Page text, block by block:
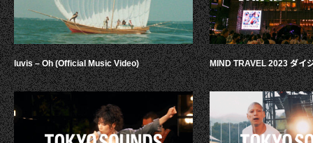
luvis – Oh (Official Music Video) MIND TRAVEL 2023 ダイ